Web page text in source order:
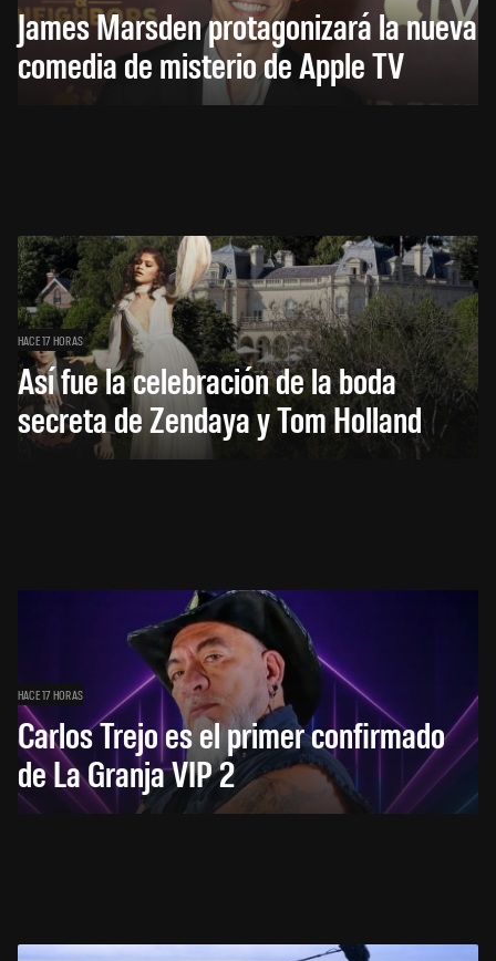
James Marsden protagonizará la nueva
comedia de misterio de Apple TV
HACE 17 HORAS
Así fue la celebración de la boda
secreta de Zendaya y Tom Holland
HACE 17 HORAS
Carlos Trejo es el primer confirmado
de La Granja VIP 2